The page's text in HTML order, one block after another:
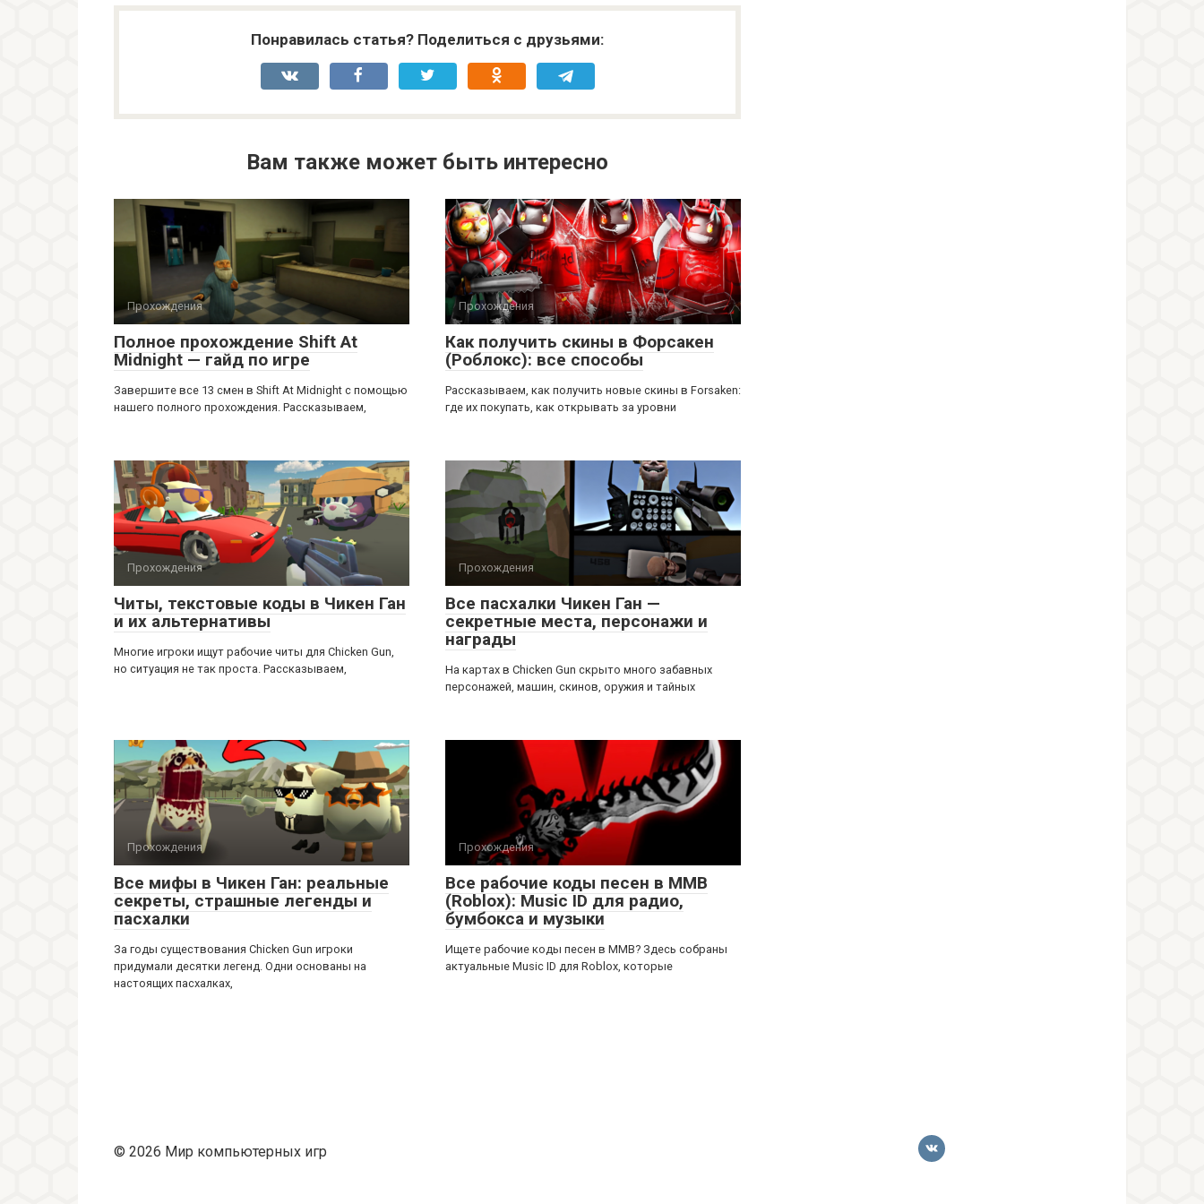
Понравилась статья? Поделиться с друзьями:
Вам также может быть интересно
Прохождения
Полное прохождение Shift At
Midnight — гайд по игре
Завершите все 13 смен в Shift At Midnight с помощью
нашего полного прохождения. Рассказываем,
Прохождения
Как получить скины в Форсакен
(Роблокс): все способы
Рассказываем, как получить новые скины в Forsaken:
где их покупать, как открывать за уровни
Прохождения
Читы, текстовые коды в Чикен Ган
и их альтернативы
Многие игроки ищут рабочие читы для Chicken Gun,
но ситуация не так проста. Рассказываем,
Прохождения
Все пасхалки Чикен Ган —
секретные места, персонажи и
награды
На картах в Chicken Gun скрыто много забавных
персонажей, машин, скинов, оружия и тайных
Прохождения
Все мифы в Чикен Ган: реальные
секреты, страшные легенды и
пасхалки
За годы существования Chicken Gun игроки
придумали десятки легенд. Одни основаны на
настоящих пасхалках,
Прохождения
Все рабочие коды песен в ММВ
(Roblox): Music ID для радио,
бумбокса и музыки
Ищете рабочие коды песен в ММВ? Здесь собраны
актуальные Music ID для Roblox, которые
© 2026 Мир компьютерных игр